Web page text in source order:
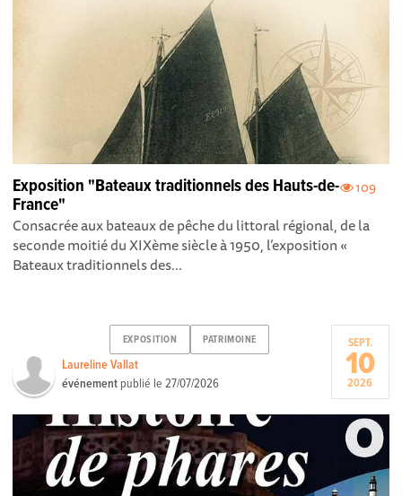
109
Exposition "Bateaux traditionnels des Hauts-de-
France"
Consacrée aux bateaux de pêche du littoral régional, de la
seconde moitié du XIXème siècle à 1950, l’exposition «
Bateaux traditionnels des...
EXPOSITION PATRIMOINE
Laureline Vallat
événement publié le27/07/2026
SEPT.
10
2026